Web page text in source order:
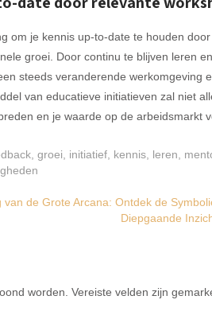
om je kennis up-to-date te houden
groei. Door continu te blijven leren
steeds veranderende werkomgeving
van educatieve initiatieven zal niet
en je waarde op de arbeidsmarkt
groei initiatief kennis leren
van de Grote Arcana: Ontdek de
Diepgaande
worden. Vereiste velden zijn